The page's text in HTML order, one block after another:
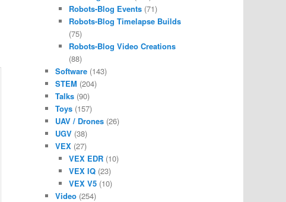
Robots-Blog Events(71)
Robots-Blog Timelapse Builds
(75)
Robots-Blog Video Creations
(88)
Software (143)
STEM (204)
Talks (90)
Toys (157)
UAV / Drones (26)
UGV (38)
VEX (27)
VEX EDR(10)
VEX IQ(23)
VEX V5(10)
Video (254)